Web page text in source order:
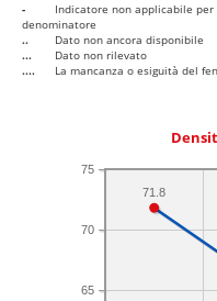
-
Indicatore non applicabile
denominatore
..
Dato non ancora disponibile
...
Dato non rilevato
....
La mancanza o esiguità del
65
70
75
71.8